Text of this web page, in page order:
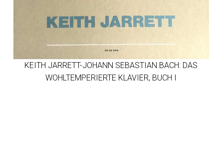
KEITH JARRETT-JOHANN SEBASTIAN BACH: DAS
WOHLTEMPERIERTE KLAVIER, BUCH I